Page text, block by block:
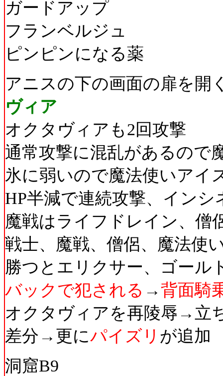
ガードアップ
フランベルジュ
ピンピンになる薬
アニスの下の画面の扉を開
ヴィア
オクタヴィアも2回攻撃
通常攻撃に混乱があるので
氷に弱いので魔法使いアイ
HP半減で連続攻撃、イン
魔戦はライフドレイン、僧
戦士、魔戦、僧侶、魔法使
勝つとエリクサー、ゴー
バックで犯される →背面騎
オクタヴィアを再陵辱→立
差分→更にパイズリ が追加
洞窟B9